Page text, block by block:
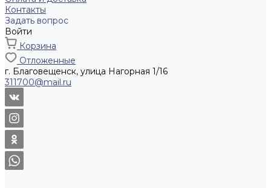
Контакты
Задать вопрос
Войти
Корзина
Отложенные
г. Благовещенск, улица Нагорная 1/16
311700@mail.ru